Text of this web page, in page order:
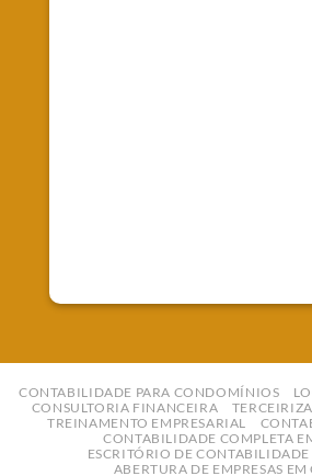
CONTABILIDADE PARA CONDOMÍNIOS
CONSULTORIA FINANCEIRA
TREINAMENTO EMPRESARIAL
CONTABILIDADE COMPLETA
ESCRITÓRIO DE
ABERTURA DE EMPRESAS